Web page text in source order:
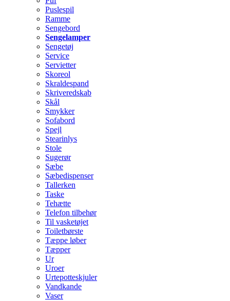
Puslespil
Ramme
Sengebord
Sengelamper
Sengetøj
Service
Servietter
Skoreol
Skraldespand
Skriveredskab
Skål
Smykker
Sofabord
Spejl
Stearinlys
Stole
Sugerør
Sæbe
Sæbedispenser
Tallerken
Taske
Tehætte
Telefon tilbehør
Til vasketøjet
Toiletbørste
Tæppe løber
Tæpper
Ur
Uroer
Urtepotteskjuler
Vandkande
Vaser